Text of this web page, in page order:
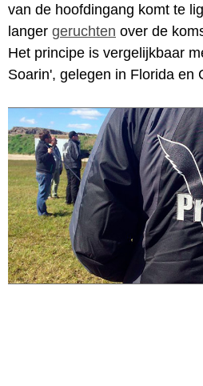
van de hoofdingang komt te
langer geruchten over de
Het principe is vergelijkbaar
Soarin', gelegen in Florida en